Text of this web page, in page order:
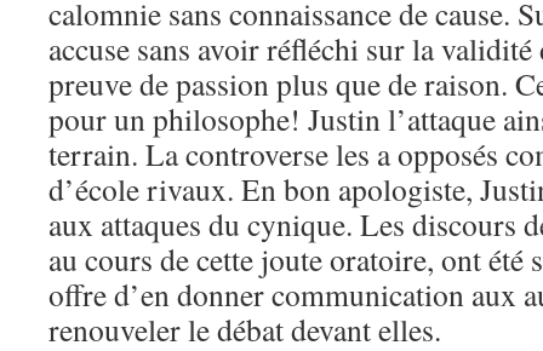
calomnie sans connaissance de cause.
accuse sans avoir réfléchi sur la
preuve de passion plus que de raison.
pour un philosophe! Justin l’attaque
terrain. La controverse les a opposés
d’école rivaux. En bon apologiste,
aux attaques du cynique. Les discours
au cours de cette joute oratoire, ont été
offre d’en donner communication aux
renouveler le débat devant elles.